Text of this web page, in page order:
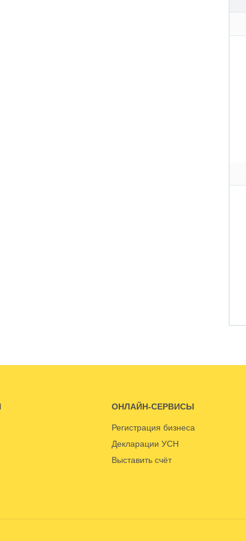
ОНЛАЙН-СЕРВИСЫ
Регистрация бизнеса
Декларации УСН
Выставить счёт